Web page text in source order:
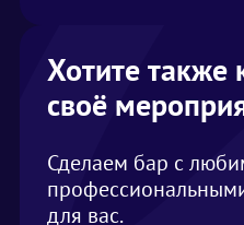
Хотите также
своё
Сделаем бар с
для вас.